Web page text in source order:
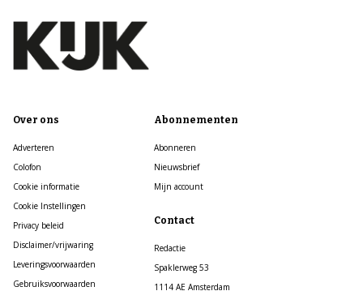
Over ons
Adverteren
Colofon
Cookie informatie
Cookie Instellingen
Privacy beleid
Disclaimer/vrijwaring
Leveringsvoorwaarden
Gebruiksvoorwaarden
Abonnementen
Abonneren
Nieuwsbrief
Mijn account
Contact
Redactie
Spaklerweg 53
1114 AE Amsterdam